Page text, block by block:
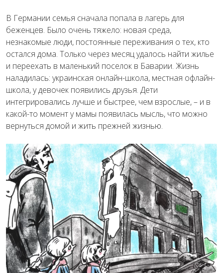
В Германии семья сначала попала в лагерь для
беженцев. Было очень тяжело: новая среда,
незнакомые люди, постоянные переживания о тех, кто
остался дома. Только через месяц удалось найти жилье
и переехать в маленький поселок в Баварии. Жизнь
наладилась: украинская онлайн-школа, местная офлайн-
школа, у девочек появились друзья. Дети
интегрировались лучше и быстрее, чем взрослые, – и в
какой-то момент у мамы появилась мысль, что можно
вернуться домой и жить прежней жизнью.